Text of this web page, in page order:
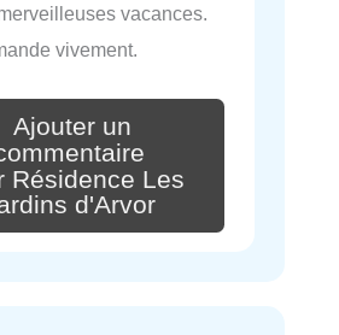
vacances.
vivement.
Ajouter un
Résidence Les
d'Arvor